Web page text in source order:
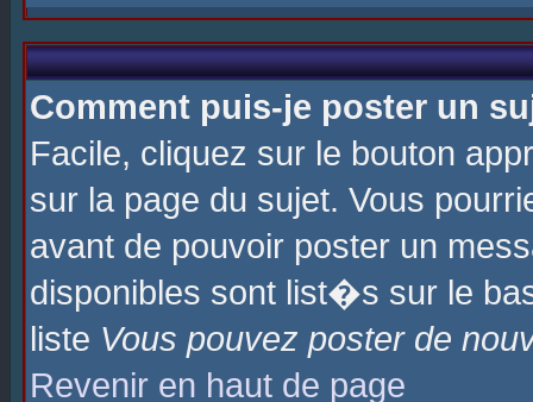
Comment puis-je poster un
Facile, cliquez sur le bouton
sur la page du sujet. Vous
avant de pouvoir poster un
disponibles sont list�s sur le
liste Vous pouvez poster de
Revenir en haut de page